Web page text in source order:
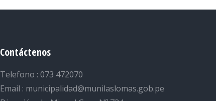
Contáctenos
Telefono : 073 472070
Email : municipalidad@munilaslomas.gob.pe